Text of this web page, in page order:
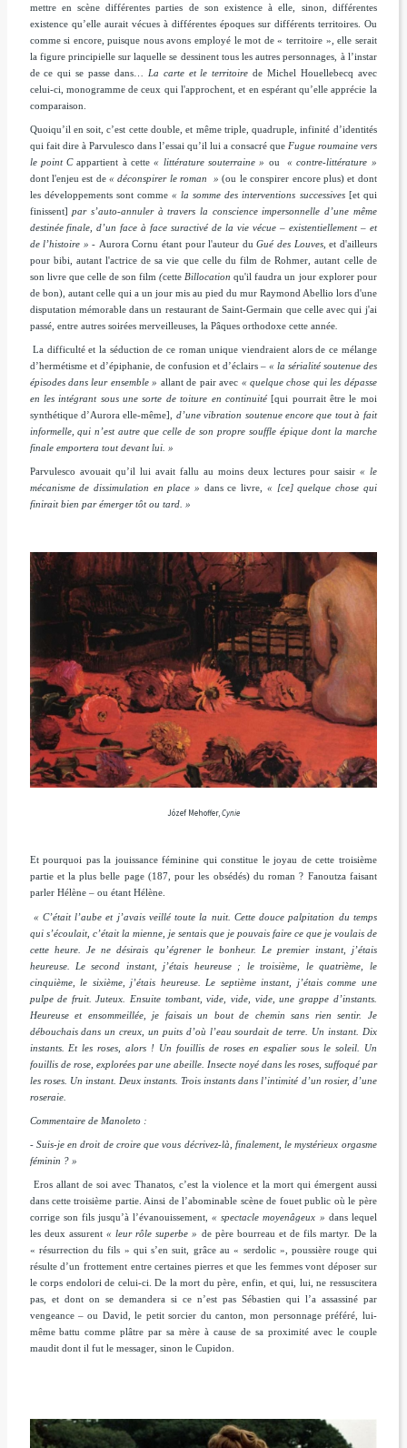
mettre en scène différentes parties de son existence à elle, sinon, différentes
existence qu’elle aurait vécues à différentes époques sur différents territoires. Ou
comme si encore, puisque nous avons employé le mot de « territoire », elle serait
la figure principielle sur laquelle se dessinent tous les autres personnages, à l’instar
de ce qui se passe dans…
La carte et le territoirede Michel Houellebecq avec
celui-ci, monogramme de ceux qui l'approchent, et en espérant qu’elle apprécie la
comparaison.
Quoiqu’il en soit, c’est cette double, et même triple, quadruple, infinité d’identités
qui fait dire à Parvulesco dans l’essai qu’il lui a consacré queFugue roumaine vers
le point Cappartient à cette« littérature souterraine » ou« contre-littérature »
dont l'enjeu est de« déconspirer le roman » (ou le conspirer encore plus)et dont
les développements sont comme « la somme des interventions successives [et qui
finissent] par s’auto-annuler à travers la conscience impersonnelle d’une même
destinée finale, d’un face à face suractivé de la vie vécue – existentiellement – et
de l’histoire » - Aurora Cornu étant pour l'auteur duGué des Louves, et d'ailleurs
pour bibi, autant l'actrice de sa vie que celle du film de Rohmer, autant celle de
son livre que celle de son film(cette Billocation qu'il faudra un jour explorer pour
de bon), autant celle qui a un jour mis au pied du mur Raymond Abellio lors d'une
disputation mémorable dans un restaurant de Saint-Germain que celle avec qui j'ai
passé, entre autres soirées merveilleuses, la Pâques orthodoxe cette année.
La difficulté et la séduction de ce roman unique viendraient alors de ce mélange
d’hermétisme et d’épiphanie, de confusion et d’éclairs – « la sérialité soutenue des
épisodes dans leur ensemble » allant de pair avec « quelque chose qui les dépasse
en les intégrant sous une sorte de toiture en continuité[qui pourrait être le moi
synthétique d’Aurora elle-même], d’une vibration soutenue encore que tout à fait
informelle, qui n’est autre que celle de son propre souffle épique dont la marche
finale emportera tout devant lui. »
Parvulesco avouait qu’il lui avait fallu au moins deux lectures pour saisir« le
mécanisme de dissimulation en place » dans ce livre
« [ce] quelque chose qui
finirait bien par émerger tôt ou tard. »
Józef Mehoffer, Cynie
Et pourquoi pas la jouissance féminine qui constitue le joyau de cette troisième
partie et la plus belle page (187, pour les obsédés) du roman ? Fanoutza faisant
parler Hélène – ou étant Hélène.
« C’était l’aube et j’avais veillé toute la nuit. Cette douce palpitation du temps
qui s’écoulait, c’était la mienne, je sentais que je pouvais faire ce que je voulais de
cette heure. Je ne désirais qu’égrener le bonheur. Le premier instant, j’étais
heureuse. Le second instant, j’étais heureuse ; le troisième, le quatrième, le
cinquième, le sixième, j’étais heureuse. Le septième instant, j’étais comme une
pulpe de fruit. Juteux. Ensuite tombant, vide, vide, vide, une grappe d’instants.
Heureuse et ensommeillée, je faisais un bout de chemin sans rien sentir. Je
débouchais dans un creux, un puits d’où l’eau sourdait de terre. Un instant. Dix
instants. Et les roses, alors ! Un fouillis de roses en espalier sous le soleil. Un
fouillis de rose, explorées par une abeille. Insecte noyé dans les roses, suffoqué par
les roses. Un instant. Deux instants. Trois instants dans l’intimité d’un rosier, d’une
roseraie.
Commentaire de Manoleto :
- Suis-je en droit de croire que vous décrivez-là, finalement, le mystérieux orgasme
féminin ? »
Eros allant de soi avec Thanatos, c’est la violence et la mort qui émergent aussi
dans cette troisième partie. Ainsi de l’abominable scène de fouet public où le père
corrige son fils jusqu’à l’évanouissement,« spectacle moyenâgeux » dans lequel
les deux assurent « leur rôle superbe » de père bourreau et de fils martyr. De la
« résurrection du fils » qui s’en suit, grâce au « serdolic », poussière rouge qui
résulte d’un frottement entre certaines pierres et que les femmes vont déposer sur
le corps endolori de celui-ci. De la mort du père, enfin, et qui, lui, ne ressuscitera
pas, et dont on se demandera si ce n’est pas Sébastien qui l’a assassiné par
vengeance – ou David, le petit sorcier du canton, mon personnage préféré, lui-
même battu comme plâtre par sa mère à cause de sa proximité avec le couple
maudit dont il fut le messager, sinon le Cupidon.